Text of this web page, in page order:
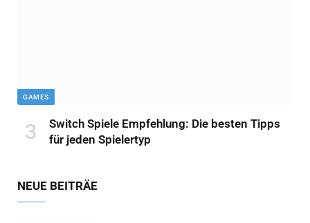
GAMES
Switch Spiele Empfehlung: Die besten Tipps
für jeden Spielertyp
NEUE BEITRÄE